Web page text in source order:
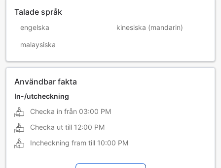
Talade språk
engelska kinesiska (mandarin)
malaysiska
Användbar fakta
In-/utcheckning
Checka in från 03:00 PM
Checka ut till 12:00 PM
Incheckning fram till 10:00 PM